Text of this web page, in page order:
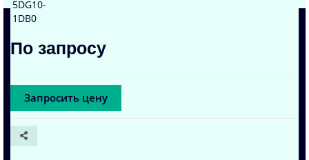
По запросу
Запросить цену